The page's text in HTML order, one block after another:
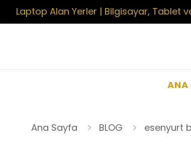
Laptop Alan Yerler | Bilgisayar, Tablet
ANA
Ana Sayfa BLOG esenyurt